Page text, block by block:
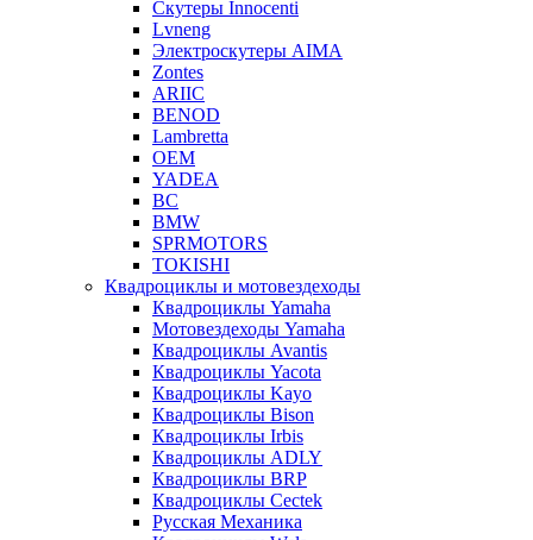
Скутеры Innocenti
Lvneng
Электроскутеры AIMA
Zontes
ARIIC
BENOD
Lambretta
OEM
YADEA
BC
BMW
SPRMOTORS
TOKISHI
Квадроциклы и мотовездеходы
Квадроциклы Yamaha
Мотовездеходы Yamaha
Квадроциклы Avantis
Квадроциклы Yacota
Квадроциклы Kayo
Квадроциклы Bison
Квадроциклы Irbis
Квадроциклы ADLY
Квадроциклы BRP
Квадроциклы Cectek
Русская Механика